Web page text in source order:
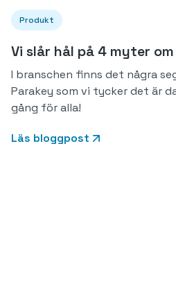
Produkt
Vi slår hål på 4 myter
I branschen finns det några
Parakey som vi tycker det är
gång för alla!
Läs bloggpost